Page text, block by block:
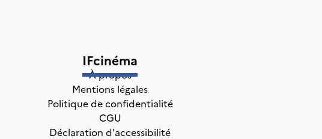
IFcinéma
À propos
Mentions légales
Politique de confidentialité
CGU
Déclaration d'accessibilité